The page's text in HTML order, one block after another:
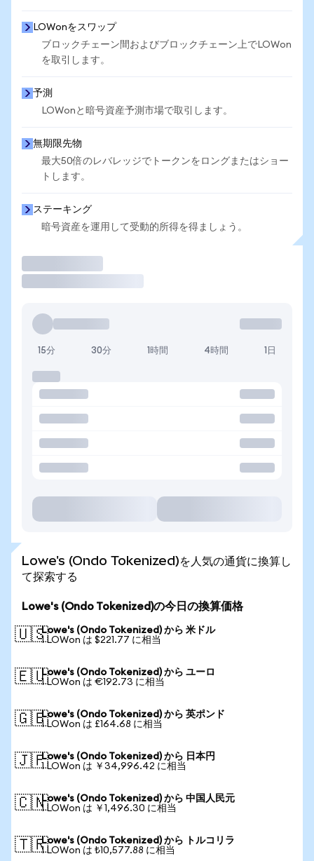
LOWonをスワップ
ブロックチェーン間およびブロックチェーン上でLOWon
を取引します。
予測
LOWonと暗号資産予測市場で取引します。
無期限先物
最大50倍のレバレッジでトークンをロングまたはショー
トします。
ステーキング
暗号資産を運用して受動的所得を得ましょう。
15分 30分 1時間 4時間 1日
Lowe's (Ondo Tokenized)を人気の通貨に換算し
て探索する
Lowe's (Ondo Tokenized)の今日の換算価格
🇺🇸Lowe's (Ondo Tokenized) から 米ドル
1 LOWon は $221.77 に相当
🇪🇺Lowe's (Ondo Tokenized) から ユーロ
1 LOWon は €192.73 に相当
🇬🇧Lowe's (Ondo Tokenized) から 英ポンド
1 LOWon は £164.68 に相当
🇯🇵Lowe's (Ondo Tokenized) から 日本円
1 LOWon は ￥34,996.42 に相当
🇨🇳Lowe's (Ondo Tokenized) から 中国人民元
1 LOWon は ￥1,496.30 に相当
🇹🇷Lowe's (Ondo Tokenized) から トルコリラ
1 LOWon は ₺10,577.88 に相当